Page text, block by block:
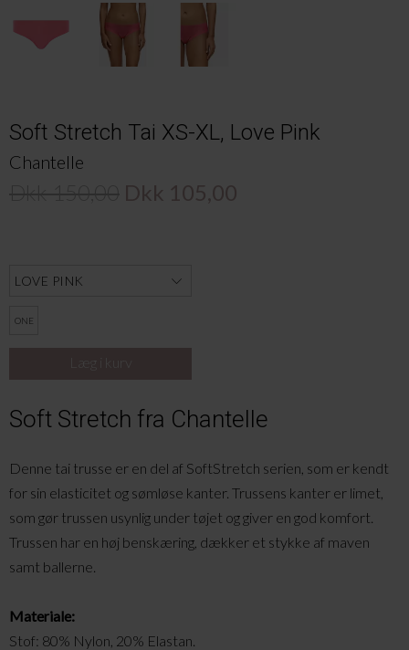
Soft Stretch Tai XS-XL, Love Pink
Chantelle
Dkk 105,00
ONE
Soft Stretch fra Chantelle
Denne tai trusse er en del af SoftStretch serien, som er kendt
for sin elasticitet og sømløse kanter. Trussens kanter er limet,
som gør trussen usynlig under tøjet og giver en god komfort.
Trussen har en høj benskæring, dækker et stykke af maven
samt ballerne.
Materiale:
Stof: 80% Nylon, 20% Elastan.